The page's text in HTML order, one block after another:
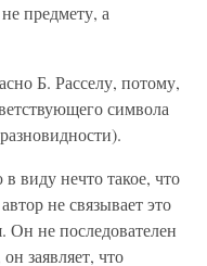
предмету, а
Б. Расселу, потому,
символа
виду нечто такое, что
не связывает это
Он не последователен
заявляет, что